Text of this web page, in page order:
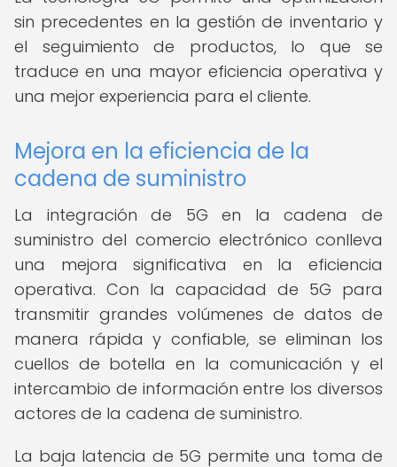
sin precedentes en la gestión de inventario y
el seguimiento de productos, lo que se
traduce en una mayor eficiencia operativa y
una mejor experiencia para el cliente.
Mejora en la eficiencia de la
cadena de suministro
La integración de 5G en la cadena de
suministro del comercio electrónico conlleva
una mejora significativa en la eficiencia
operativa. Con la capacidad de 5G para
transmitir grandes volúmenes de datos de
manera rápida y confiable, se eliminan los
cuellos de botella en la comunicación y el
intercambio de información entre los diversos
actores de la cadena de suministro.
La baja latencia de 5G permite una toma de